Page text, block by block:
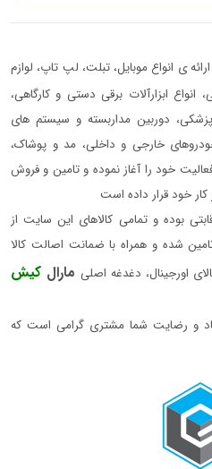
ی انواع موبایل، تبلت، لپ تاپ، لوازم
انواع ابزارآلات برقی دستی و کارگاهی،
پزشکی، دوربین مداربسته و سیستم های
خارجی و داخلی، مد و پوشاک،
خود را آغاز نموده و تامین و فروش
خود قرار داده است
بوده و تمامی کالاهای این سایت از
شده و همراه با ضمانت اصالت کالا
اورجینال، دغدغه اصلی مارال کیش
و رضایت شما مشتری گرامی است که